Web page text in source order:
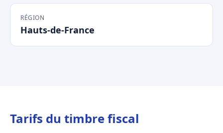
RÉGION
Hauts-de-France
Tarifs du timbre fiscal